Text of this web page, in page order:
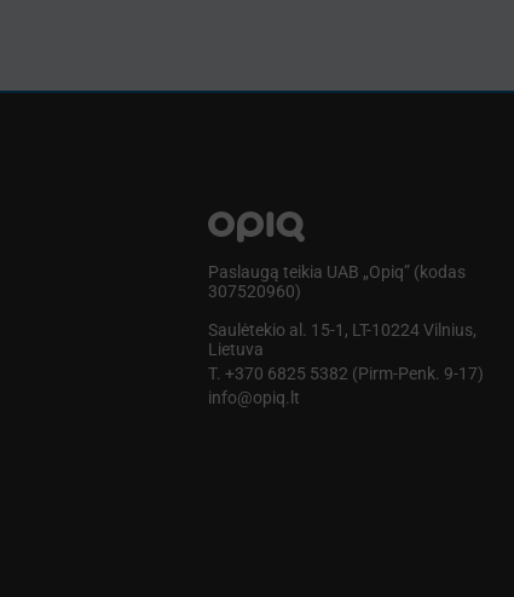
Paslaugą teikia UAB „Opiq” (kodas
307520960)
Saulėtekio al. 15-1, LT-10224 Vilnius,
Lietuva
T. +370 6825 5382 (Pirm-Penk. 9-17)
info@opiq.lt